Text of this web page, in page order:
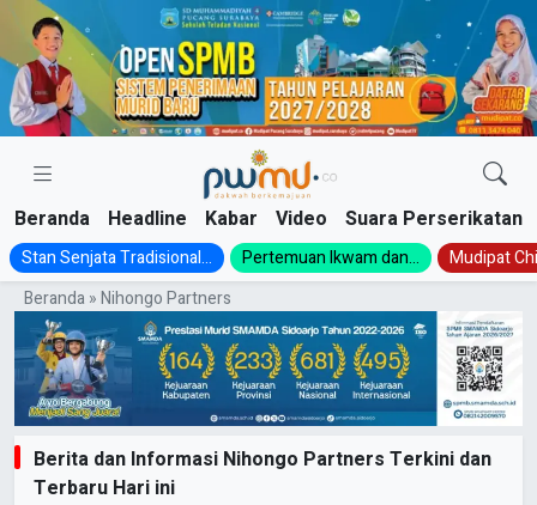
Skip
content
Beranda Headline Kabar Video Suara Perserikatan
Stan Senjata Tradisional... Pertemuan Ikwam dan...
Mudipat
Beranda»Nihongo Partners
Berita dan Informasi Nihongo Partners Terkini dan
Terbaru Hari ini